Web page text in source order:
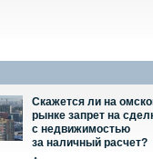
Скажется ли на
рынке запрет на
с недвижимостью
за наличный расчет?